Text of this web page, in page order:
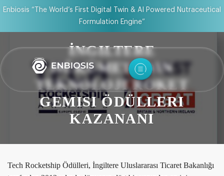
Enbiosis “The World’s First Digital Twin & AI Powered Nutraceutical
Formulation Engine”
İNGILTERE
HÜKÜMETI’NIN
TEKNOLOJI ROKET
GEMISI ÖDÜLLERI
KAZANANI
Tech Rocketship Ödülleri, İngiltere Uluslararası Ticaret Bakanlığı